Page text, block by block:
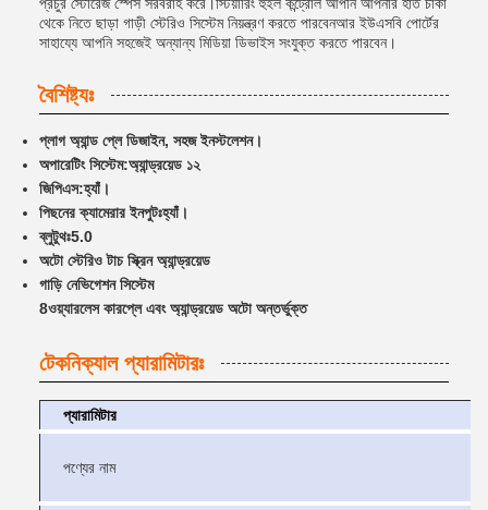
থেকে নিতে ছাড়া গাড়ী স্টেরিও সিস্টেম নিয়ন্ত্রণ করতে পারবেনআর ইউএসবি পোর্টের
সাহায্যে আপনি সহজেই অন্যান্য মিডিয়া ডিভাইস সংযুক্ত করতে পারবেন।
বৈশিষ্ট্যঃ
প্লাগ অ্যান্ড প্লে ডিজাইন, সহজ ইনস্টলেশন।
অপারেটিং সিস্টেম:অ্যান্ড্রয়েড ১২
জিপিএস:হ্যাঁ।
পিছনের ক্যামেরার ইনপুটঃহ্যাঁ।
ব্লুটুথঃ5.0
অটো স্টেরিও টাচ স্ক্রিন অ্যান্ড্রয়েড
গাড়ি নেভিগেশন সিস্টেম
8ওয়্যারলেস কারপ্লে এবং অ্যান্ড্রয়েড অটো অন্তর্ভুক্ত
টেকনিক্যাল প্যারামিটারঃ
প্যারামিটার
পণ্যের নাম